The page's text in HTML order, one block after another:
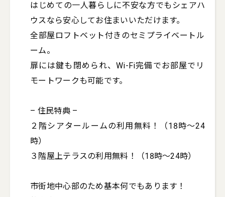
はじめての一人暮らしに不安な方でもシェアハ
ウスなら安心してお住まいいただけます。
全部屋ロフトベット付きのセミプライベートル
ーム。
扉には鍵も閉められ、Wi-Fi完備でお部屋でリ
モートワークも可能です。
– 住民特典 –
２階シアタールームの利用無料！（18時〜24
時）
３階屋上テラスの利用無料！（18時〜24時）
市街地中心部のため基本何でもあります！